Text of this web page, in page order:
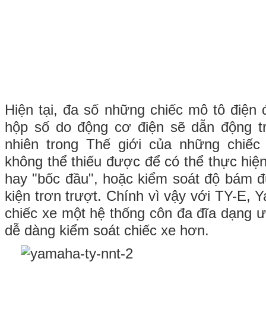
Hiện tại, đa số những chiếc mô tô điện
hộp số do động cơ điện sẽ dẫn động
nhiên trong Thế giới của những
không thể thiếu được để có thể thực
hay "bốc đầu", hoặc kiểm soát độ bám
kiện trơn trượt. Chính vì vậy với TY-E,
chiếc xe một hệ thống côn đa đĩa dạng
dễ dàng kiểm soát chiếc xe hơn.